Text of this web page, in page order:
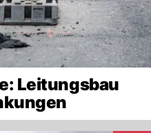
Leitungsbau